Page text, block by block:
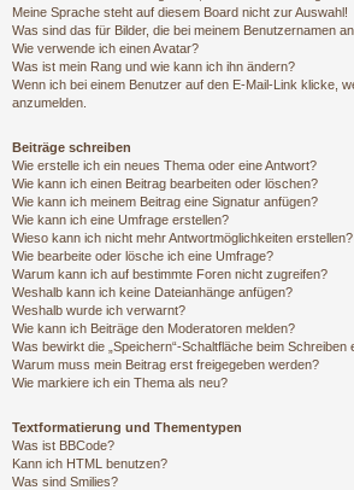
Meine Sprache steht auf diesem Board nicht zur Auswahl!
Was sind das für Bilder, die bei meinem Benutzernamen
Wie verwende ich einen Avatar?
Was ist mein Rang und wie kann ich ihn ändern?
Wenn ich bei einem Benutzer auf den E-Mail-Link klicke,
anzumelden.
Beiträge schreiben
Wie erstelle ich ein neues Thema oder eine Antwort?
Wie kann ich einen Beitrag bearbeiten oder löschen?
Wie kann ich meinem Beitrag eine Signatur anfügen?
Wie kann ich eine Umfrage erstellen?
Wieso kann ich nicht mehr Antwortmöglichkeiten erstellen?
Wie bearbeite oder lösche ich eine Umfrage?
Warum kann ich auf bestimmte Foren nicht zugreifen?
Weshalb kann ich keine Dateianhänge anfügen?
Weshalb wurde ich verwarnt?
Wie kann ich Beiträge den Moderatoren melden?
Was bewirkt die „Speichern“-Schaltfläche beim Schreiben
Warum muss mein Beitrag erst freigegeben werden?
Wie markiere ich ein Thema als neu?
Textformatierung und Thementypen
Was ist BBCode?
Kann ich HTML benutzen?
Was sind Smilies?